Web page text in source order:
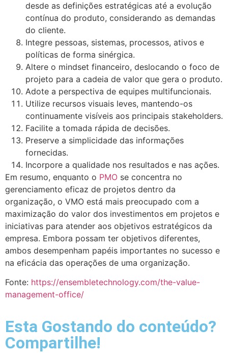
desde as definições estratégicas até a evolução
contínua do produto, considerando as demandas
do cliente.
Integre pessoas, sistemas, processos, ativos e
políticas de forma sinérgica.
Altere o mindset financeiro, deslocando o foco de
projeto para a cadeia de valor que gera o produto.
Adote a perspectiva de equipes multifuncionais.
Utilize recursos visuais leves, mantendo-os
continuamente visíveis aos principais stakeholders.
Facilite a tomada rápida de decisões.
Preserve a simplicidade das informações
fornecidas.
Incorpore a qualidade nos resultados e nas ações.
Em resumo, enquanto o PMO se concentra no
gerenciamento eficaz de projetos dentro da
organização, o VMO está mais preocupado com a
maximização do valor dos investimentos em projetos e
iniciativas para atender aos objetivos estratégicos da
empresa. Embora possam ter objetivos diferentes,
ambos desempenham papéis importantes no sucesso e
na eficácia das operações de uma organização.
Fonte: https://ensembletechnology.com/the-value-
management-office/
Esta Gostando do conteúdo?
Compartilhe!